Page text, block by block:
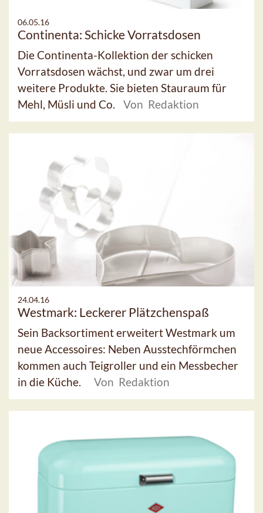
06.05.16
Continenta: Schicke Vorratsdosen
Die Continenta-Kollektion der schicken
Vorratsdosen wächst, und zwar um drei
weitere Produkte. Sie bieten Stauraum für
Mehl, Müsli und Co.
Von Redaktion
24.04.16
Westmark: Leckerer Plätzchenspaß
Sein Backsortiment erweitert Westmark um
neue Accessoires: Neben Ausstechförmchen
kommen auch Teigroller und ein Messbecher
in die Küche.
Von Redaktion